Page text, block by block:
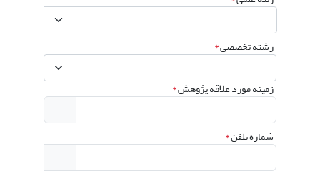
رشته تخصصی*
زمینه مورد علاقه پژوهش*
شماره تلفن*